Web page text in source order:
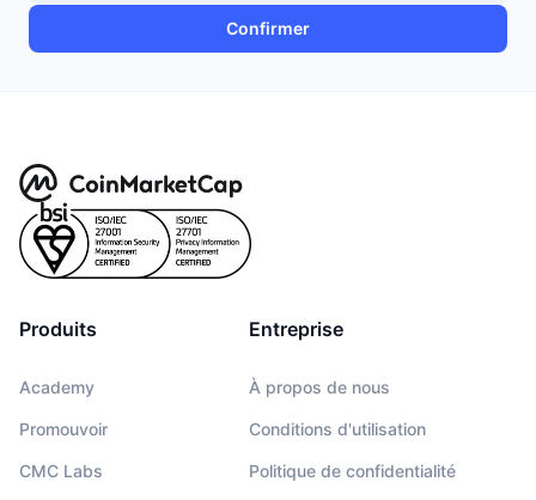
Confirmer
Produits
Academy
Promouvoir
CMC Labs
Entreprise
À propos de nous
Conditions d'utilisation
Politique de confidentialité